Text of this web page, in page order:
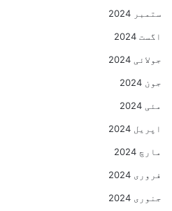
ستمبر 2024
اگست 2024
جولائی 2024
جون 2024
مئی 2024
اپریل 2024
مارچ 2024
فروری 2024
جنوری 2024